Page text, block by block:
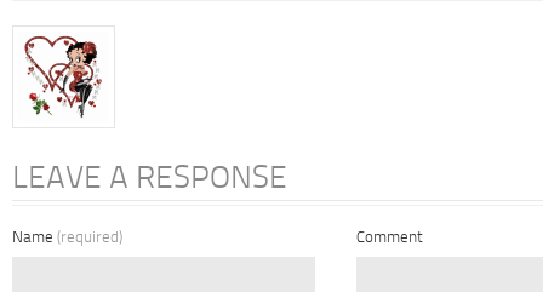
LEAVE A RESPONSE
Name (required) Comment